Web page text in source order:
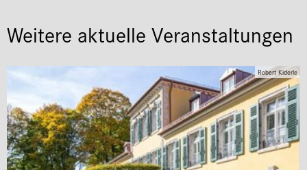
Weitere aktuelle Veranstaltungen
Robert Kiderle